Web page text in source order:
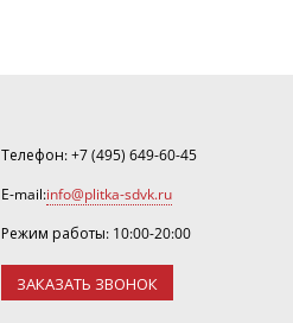
Телефон:+7 (495) 649-60-45
E-mail:info@plitka-sdvk.ru
Режим работы: 10:00-20:00
ЗАКАЗАТЬ ЗВОНОК